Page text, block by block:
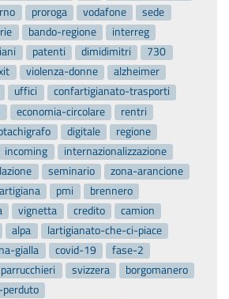
proroga vodafone
sede
bando-regione
interreg
patenti dimidimitri
730
violenza-donne
alzheimer
uffici
confartigianato-trasporti
economia-circolare
rentri
digitale
regione
incoming
internazionalizzazione
seminario
zona-arancione
pmi
brennero
vignetta credito
camion
alpa
lartigianato-che-ci-piace
gialla covid-19
fase-2
parrucchieri svizzera
borgomanero